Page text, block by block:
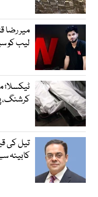
لیب کو
ٹیکسلا؛
کرشنگ،
تیل کی
کابینہ